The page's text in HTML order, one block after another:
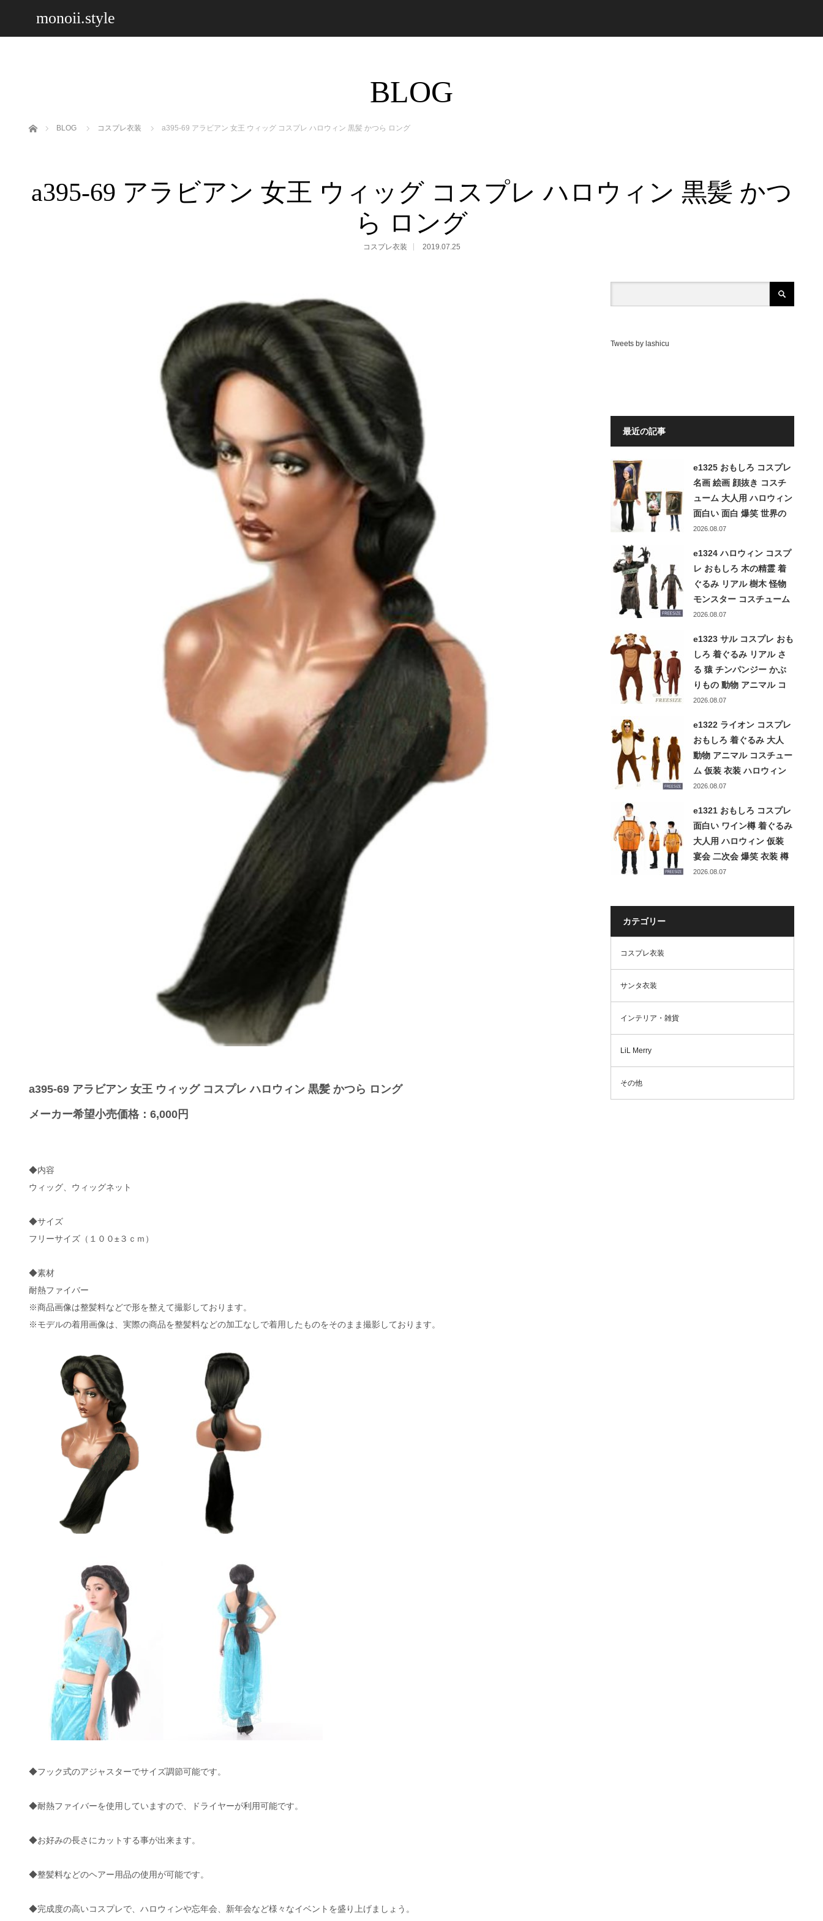
monoii.style
BLOG
ホーム BLOG コスプレ衣装 a395-69 アラビアン 女王 ウィッグ コスプレ ハロウィン 黒髪 かつら ロング
a395-69 アラビアン 女王 ウィッグ コスプレ ハロウィン 黒髪 かつ
ら ロング
コスプレ衣装 2019.07.25
a395-69 アラビアン 女王 ウィッグ コスプレ ハロウィン 黒髪 かつら ロング
メーカー希望小売価格：6,000円
◆内容
ウィッグ、ウィッグネット
◆サイズ
フリーサイズ（１００±３ｃｍ）
◆素材
耐熱ファイバー
※商品画像は整髪料などで形を整えて撮影しております。
※モデルの着用画像は、実際の商品を整髪料などの加工なしで着用したものをそのまま撮影しております。
◆フック式のアジャスターでサイズ調節可能です。
◆耐熱ファイバーを使用していますので、ドライヤーが利用可能です。
◆お好みの長さにカットする事が出来ます。
◆整髪料などのヘアー用品の使用が可能です。
◆完成度の高いコスプレで、ハロウィンや忘年会、新年会など様々なイベントを盛り上げましょう。
Tweets by lashicu
最近の記事
e1325 おもしろ コスプレ
名画 絵画 顔抜き コスチ
ューム 大人用 ハロウィン
面白い 面白 爆笑 世界の
名画 額縁 アート 衣装 お
イベント 宴会 余興 忘年
会 出し物 ネタ ウケる
2026.08.07
e1324 ハロウィン コスプ
レ おもしろ 木の精霊 着
ぐるみ リアル 樹木 怪物
モンスター コスチューム
大人用 メンズ レディース
タ イベント 学園祭 忘年
会 新年会 ツリー 木 精霊
tree Halloween
2026.08.07
e1323 サル コスプレ おも
しろ 着ぐるみ リアル さ
る 猿 チンパンジー かぶ
りもの 動物 アニマル コ
スチューム 仮装 衣装 面
ィース 爆笑 宴会 忘年会
新年会 学園祭 ハロウィン
文化祭 イベント 余興
2026.08.07
e1322 ライオン コスプレ
おもしろ 着ぐるみ 大人
動物 アニマル コスチュー
ム 仮装 衣装 ハロウィン
パーティー イベント 文化
興 百獣の王 らいおん か
ぶりもの メンズ レディー
ス
2026.08.07
e1321 おもしろ コスプレ
面白い ワイン樽 着ぐるみ
大人用 ハロウィン 仮装
宴会 二次会 爆笑 衣装 樽
お笑い イベント 文化祭
2026.08.07
カテゴリー
コスプレ衣装
サンタ衣装
インテリア・雑貨
LiL Merry
その他